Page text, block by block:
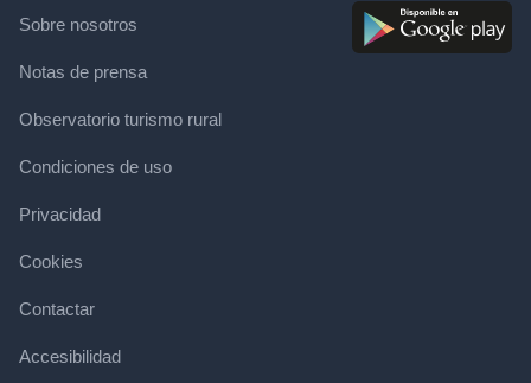
Sobre nosotros
Notas de prensa
Observatorio turismo rural
Condiciones de uso
Privacidad
Cookies
Contactar
Accesibilidad